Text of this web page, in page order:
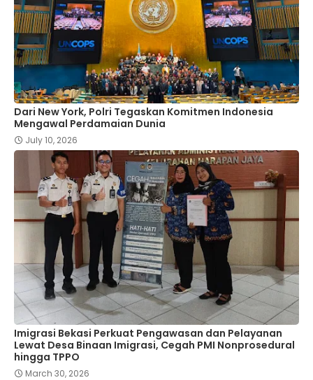
Dari New York, Polri Tegaskan Komitmen Indonesia
Mengawal Perdamaian Dunia
July 10, 2026
Imigrasi Bekasi Perkuat Pengawasan dan Pelayanan
Lewat Desa Binaan Imigrasi, Cegah PMI Nonprosedural
hingga TPPO
March 30, 2026